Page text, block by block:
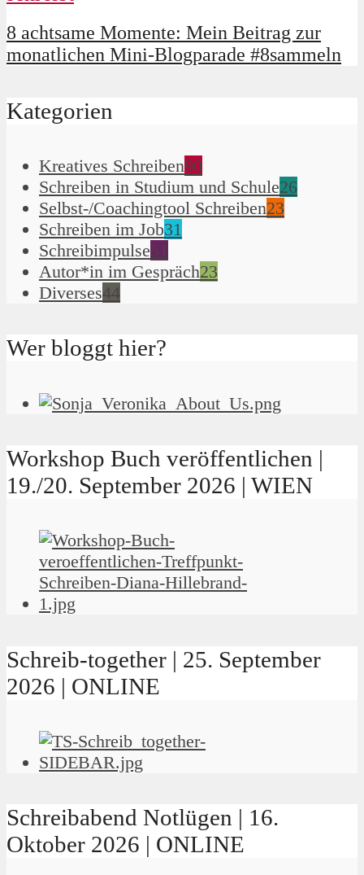
8 achtsame Momente: Mein Beitrag zur
monatlichen Mini-Blogparade #8sammeln
Kategorien
Kreatives Schreiben90
Schreiben in Studium und Schule26
Selbst-/Coachingtool Schreiben23
Schreiben im Job31
Schreibimpulse51
Autor*in im Gespräch23
Diverses44
Wer bloggt hier?
Workshop Buch veröffentlichen |
19./20. September 2026 | WIEN
Schreib-together | 25. September
2026 | ONLINE
Schreibabend Notlügen | 16.
Oktober 2026 | ONLINE